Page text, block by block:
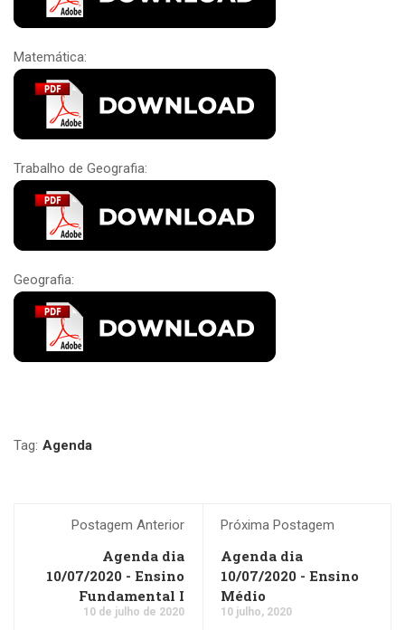
Matemática:
Trabalho de Geografia:
Geografia:
Tag: Agenda
Postagem Anterior
Agenda dia
10/07/2020 - Ensino
Fundamental I
10 de julho de 2020
Próxima Postagem
Agenda dia
10/07/2020 - Ensino
Médio
10 julho, 2020